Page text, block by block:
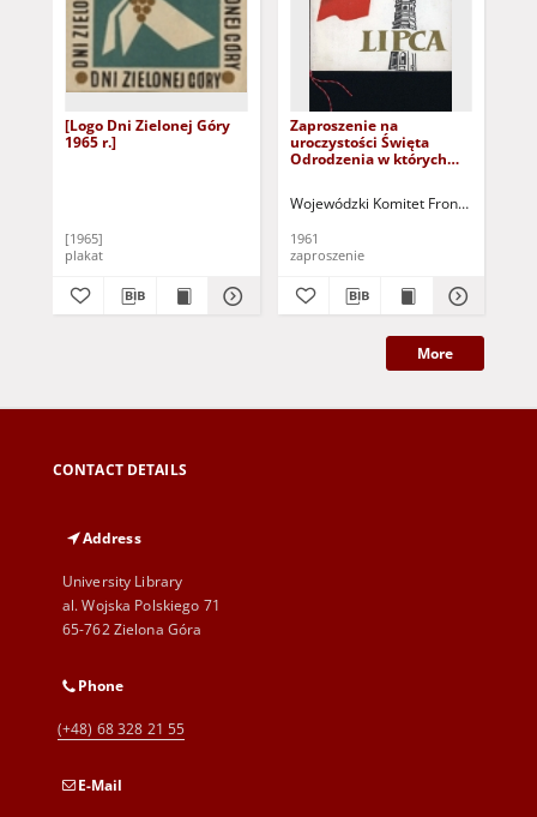
[Logo Dni Zielonej Góry
1965 r.]
[1965]
plakat
Zaproszenie na
uroczystości Święta
Odrodzenia w których
świata mjr. Jurij Gagarin
Wojewódzki Komitet Frontu
1961
zaproszenie
More
CONTACT DETAILS
Address
University Library
al. Wojska Polskiego 71
65-762 Zielona Góra
Phone
(+48) 68 328 21 55
E-Mail